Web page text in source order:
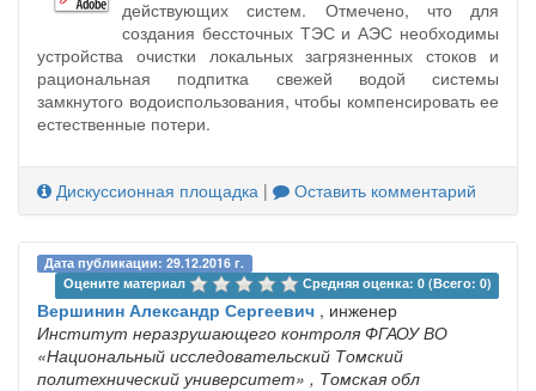
действующих систем. Отмечено, что для
создания бессточных ТЭС и АЭС необходимы
устройства очистки локальных загрязненных стоков и
рациональная подпитка свежей водой системы
замкнутого водоиспользования, чтобы компенсировать ее
естественные потери.
Дискуссионная площадка | Оставить комментарий
Дата публикации: 29.12.2016 г.
Оцените материал
Средняя оценка: 0 (Всего: 0)
Вершинин Александр Сергеевич , инженер
Институт неразрушающего контроля ФГАОУ ВО
«Национальный исследовательский Томский
политехнический университет» , Томская обл